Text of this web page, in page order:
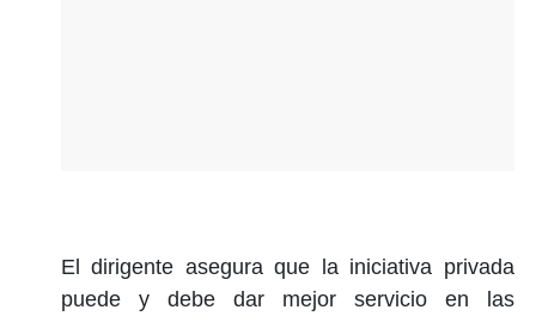
El dirigente asegura que la iniciativa privada
puede y debe dar mejor servicio en las